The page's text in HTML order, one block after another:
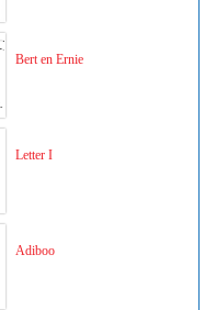
Bert en Ernie
Letter I
Adiboo